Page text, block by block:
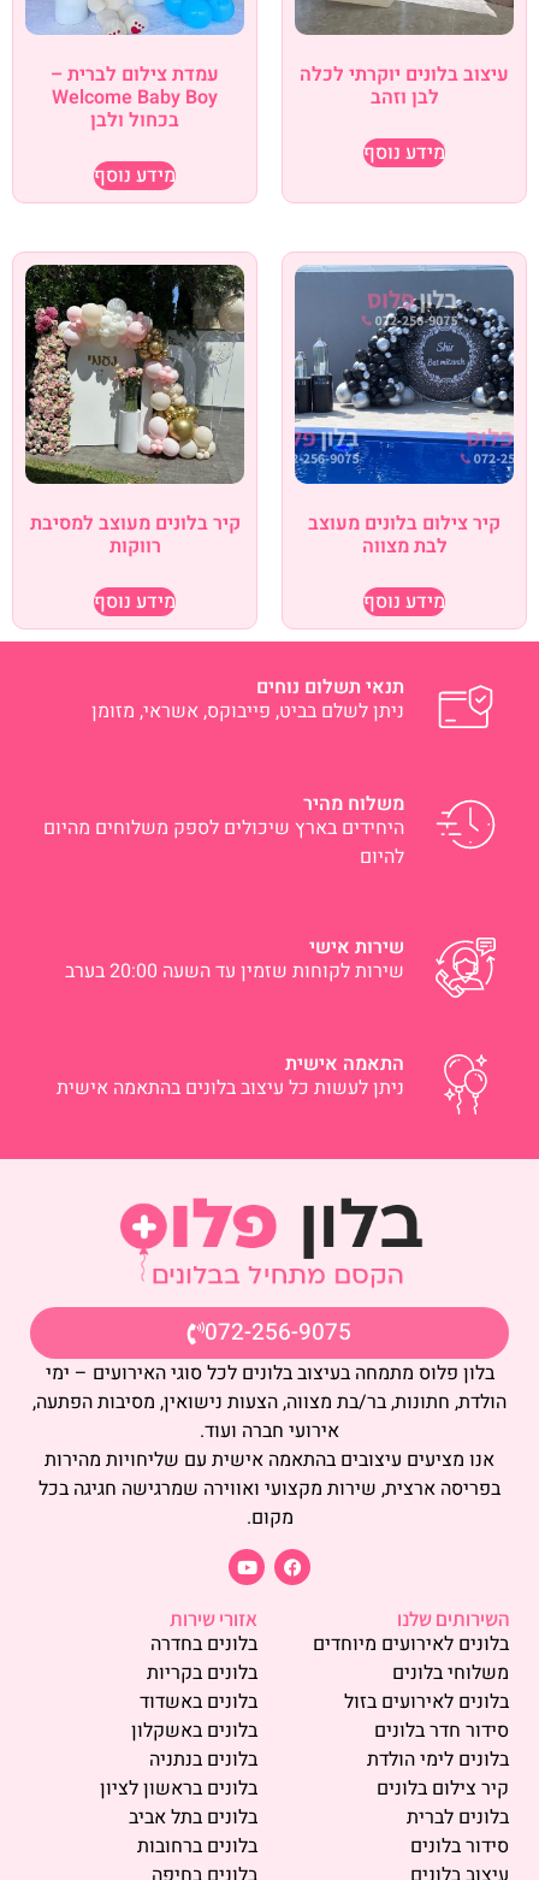
עיצוב בלונים יוקרתי לכלה
לבן וזהב
מידע נוסף
עמדת צילום לברית –
Welcome Baby Boy
בכחול ולבן
מידע נוסף
קיר צילום בלונים מעוצב
לבת מצווה
מידע נוסף
קיר בלונים מעוצב למסיבת
רווקות
מידע נוסף
תנאי תשלום נוחים
ניתן לשלם בביט, פייבוקס, אשראי, מזומן
משלוח מהיר
היחידים בארץ שיכולים לספק משלוחים מהיום
להיום
שירות אישי
שירות לקוחות שזמין עד השעה 20:00 בערב
התאמה אישית
ניתן לעשות כל עיצוב בלונים בהתאמה אישית
072-256-9075
בלון פלוס מתמחה בעיצוב בלונים לכל סוגי האירועים – ימי
הולדת, חתונות, בר/בת מצווה, הצעות נישואין, מסיבות הפתעה,
אירועי חברה ועוד.
אנו מציעים עיצובים בהתאמה אישית עם שליחויות מהירות
בפריסה ארצית, שירות מקצועי ואווירה שמרגישה חגיגה בכל
מקום.
השירותים שלנו
בלונים לאירועים מיוחדים
משלוחי בלונים
בלונים לאירועים בזול
סידור חדר בלונים
בלונים לימי הולדת
קיר צילום בלונים
בלונים לברית
סידור בלונים
אזורי שירות
בלונים בחדרה
בלונים בקריות
בלונים באשדוד
בלונים באשקלון
בלונים בנתניה
בלונים בראשון לציון
בלונים בתל אביב
בלונים ברחובות